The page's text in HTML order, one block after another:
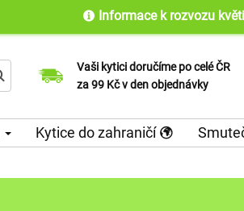
Informace k rozvozu
Vaši kytici doručíme po celé ČR
za 99 Kč v den objednávky
Jsme tu pro Vás od objednání až
doručení květin
Doručujeme do 100 zemí světa již
roku 2010
Kytice do zahraničí